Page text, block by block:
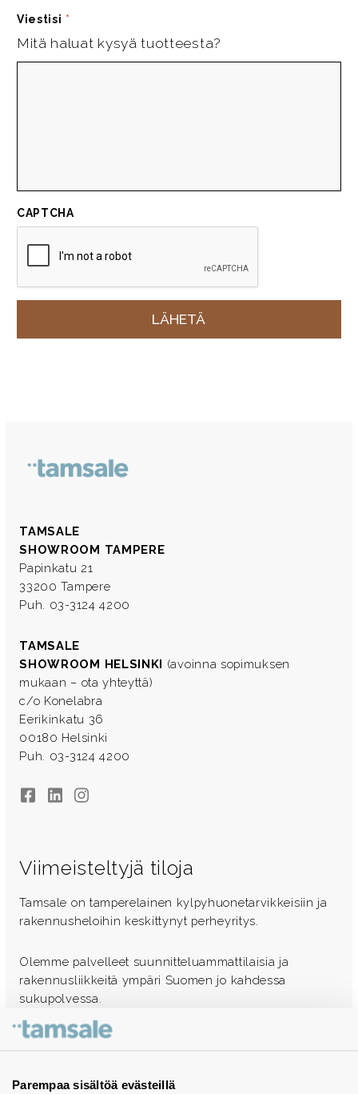
Parempaa sisältöä evästeillä
Viestisi *
Mitä haluat kysyä tuotteesta?
CAPTCHA
TAMSALE
SHOWROOM TAMPERE
Papinkatu 21
33200 Tampere
Puh. 03-3124 4200
TAMSALE
SHOWROOM HELSINKI (avoinna sopimuksen
mukaan – ota yhteyttä)
c/o Konelabra
Eerikinkatu 36
00180 Helsinki
Puh. 03-3124 4200
FacebookLinkedInInstagram
Viimeisteltyjä tiloja
Tamsale on tamperelainen kylpyhuonetarvikkeisiin ja
rakennusheloihin keskittynyt perheyritys.
Olemme palvelleet suunnitteluammattilaisia ja
rakennusliikkeitä ympäri Suomen jo kahdessa
sukupolvessa.
Ota yhteyttä - autamme mielellämme
Tuotekuvastot